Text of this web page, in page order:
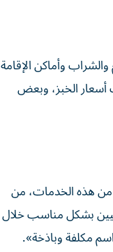
والشراب وأماكن الإقامة
أسعار الخبز، وبعض
من هذه الخدمات، من
بشكل مناسب خلال
مكلفة وباذخة».